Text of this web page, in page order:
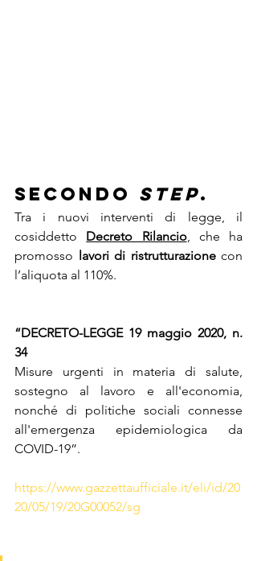
Secondo step.
Tra i nuovi interventi di legge, il
cosiddetto Decreto Rilancio, che ha
promosso
lavori di ristrutturazione con
l’aliquota al 110%.
“DECRETO-LEGGE 19 maggio 2020, n.
34
Misure urgenti in materia di salute,
sostegno al lavoro e all'economia,
nonché di politiche sociali connesse
all'emergenza epidemiologica da
COVID-19”.
https://www.gazzettaufficiale.it/eli/id/20
20/05/19/20G00052/sg